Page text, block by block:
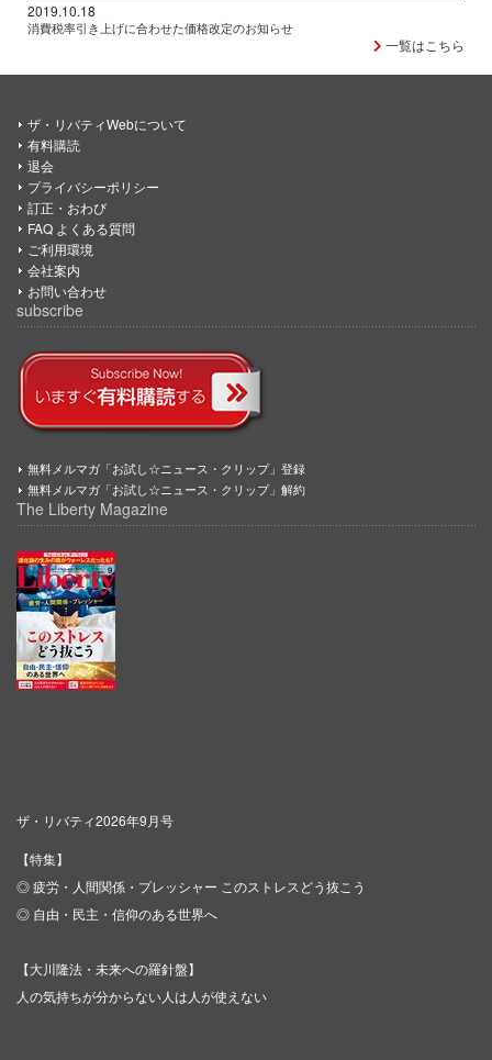
2019.10.18
消費税率引き上げに合わせた価格改定のお知らせ
一覧はこちら
ザ・リバティWebについて
有料購読
退会
プライバシーポリシー
訂正・おわび
FAQ よくある質問
ご利用環境
会社案内
お問い合わせ
subscribe
無料メルマガ「お試し☆ニュース・クリップ」登録
無料メルマガ「お試し☆ニュース・クリップ」解約
The Liberty Magazine
ザ・リバティ2026年9月号
【特集】
◎ 疲労・人間関係・プレッシャー このストレスどう抜こう
◎ 自由・民主・信仰のある世界へ
【大川隆法・未来への羅針盤】
人の気持ちが分からない人は人が使えない